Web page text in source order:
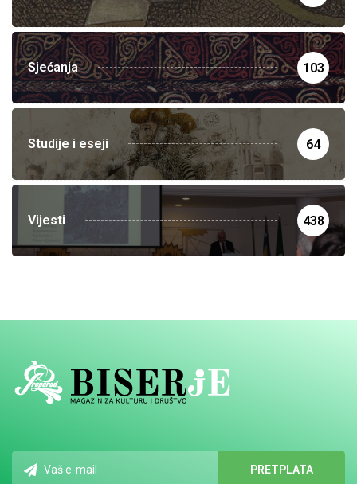
Sjećanja 103
Studije i eseji 64
Vijesti 438